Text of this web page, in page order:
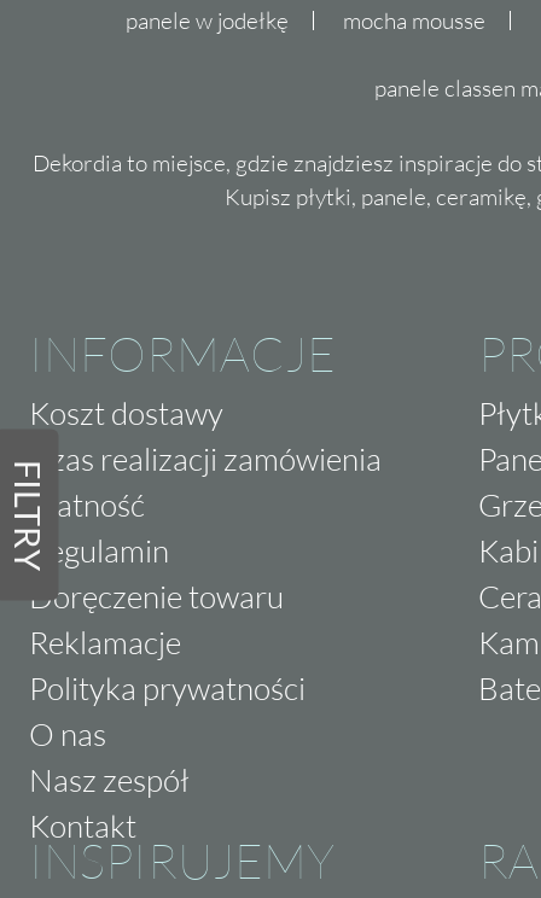
FILTRY
panele w jodełkę mocha mousse
panele classen
Dekordia to miejsce, gdzie znajdziesz inspiracje do
Kupisz płytki, panele,
INFORMACJE
Koszt dostawy
Czas realizacji zamówienia
Płatność
Regulamin
Doręczenie towaru
Reklamacje
Polityka prywatności
O nas
Nasz zespół
Kontakt
INSPIRUJEMY